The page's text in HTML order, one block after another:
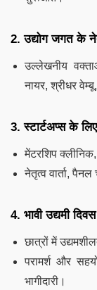
2. उद्योग जगत के
उल्लेखनीय
नायर, श्रीधर
3. स्टार्टअप्स के
मेंटरशिप
नेतृत्व वार्ता,
4. भावी उद्यमी दिवस
छात्रों में
परामर्श और
भागीदारी।